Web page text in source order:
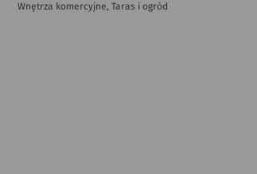
Wnętrza komercyjne, Taras i ogród